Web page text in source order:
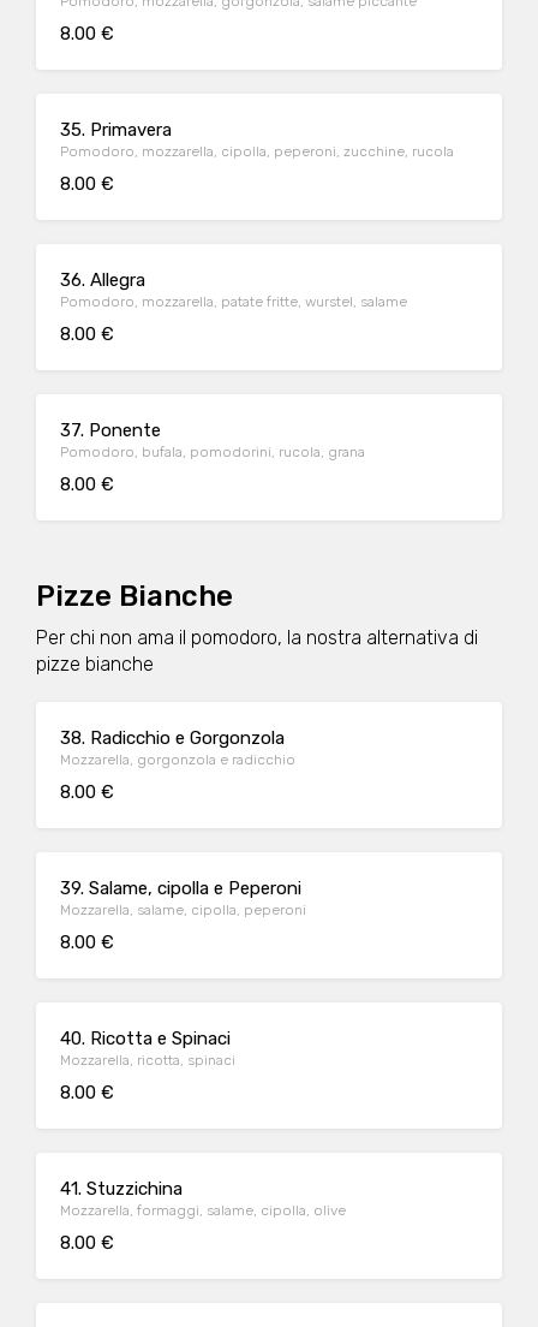
8.00 €
35. Primavera
Pomodoro, mozzarella, cipolla, peperoni, zucchine, rucola
8.00 €
36. Allegra
Pomodoro, mozzarella, patate fritte, wurstel, salame
8.00 €
37. Ponente
Pomodoro, bufala, pomodorini, rucola, grana
8.00 €
Pizze Bianche
Per chi non ama il pomodoro, la nostra alternativa di
pizze bianche
38. Radicchio e Gorgonzola
Mozzarella, gorgonzola e radicchio
8.00 €
39. Salame, cipolla e Peperoni
Mozzarella, salame, cipolla, peperoni
8.00 €
40. Ricotta e Spinaci
Mozzarella, ricotta, spinaci
8.00 €
41. Stuzzichina
Mozzarella, formaggi, salame, cipolla, olive
8.00 €